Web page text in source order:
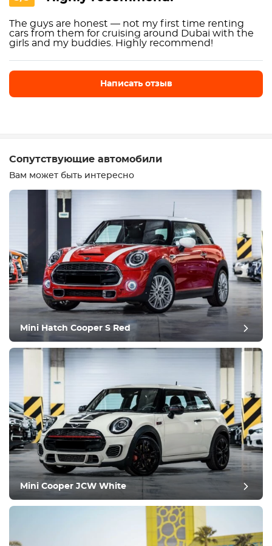
The guys are honest — not my first time renting
cars from them for cruising around Dubai with the
girls and my buddies. Highly recommend!
Написать отзыв
Оборудование
Удобства
Климат-контроль
Состояние
Оставить отзыв
Сопутствующие автомобили
Вам может быть интересно
Mini Hatch Cooper S Red
Mini Cooper JCW White